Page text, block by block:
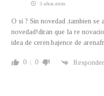
3 años atrás
O si ? Sin novedad ,tambien
novedad!diran que la re
idea de ceren.bajence de
0 0 Responder